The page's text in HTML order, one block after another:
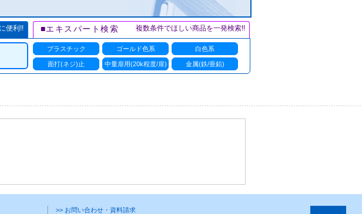
便利!! ■エキスパート検索 複数条件でほしい商品を一発検索!!
プラスチック ゴールド色系 白色系
面打(ネジ)止 中量扉用(20k程度/扉) 金属(鉄/亜鉛)
>> お問い合わせ・資料請求